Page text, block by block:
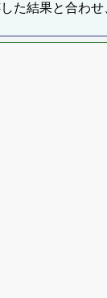
た結果と合わ